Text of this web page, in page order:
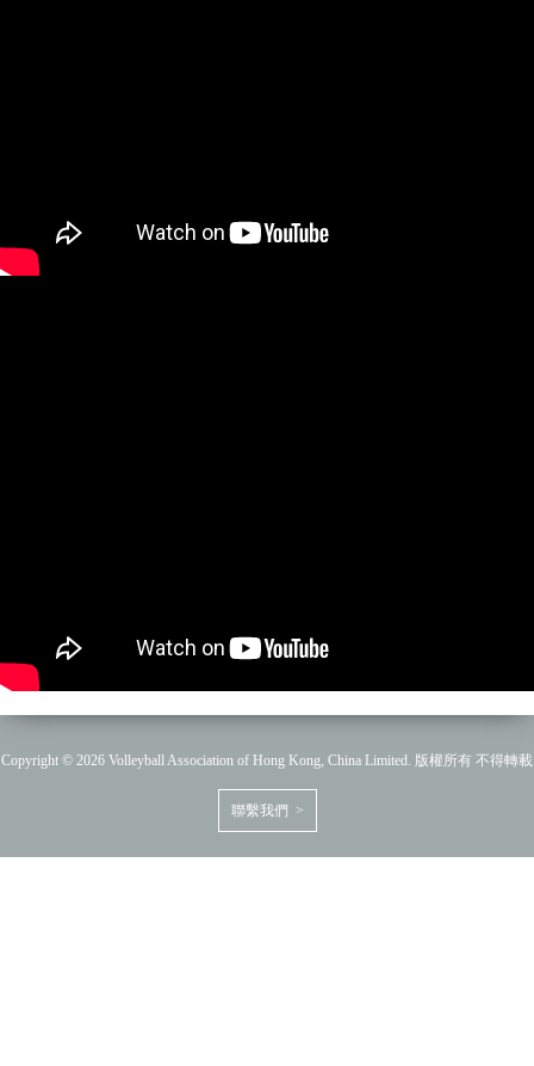
Copyright © 2026 Volleyball Association of Hong Kong, China Limited. 版權所有 不得轉載
聯繫我們 >